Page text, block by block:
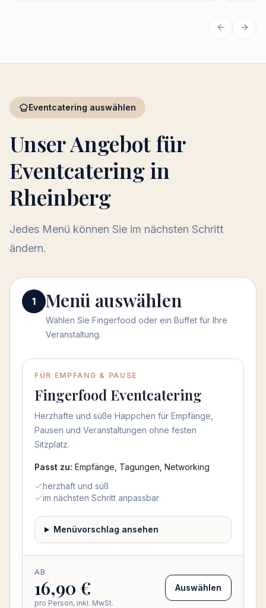
Vorherige
Eventcatering auswählen
Unser Angebot für
Eventcatering in
Rheinberg
Jedes Menü können Sie im nächsten Schritt
ändern.
1 Menü auswählen
Wählen Sie Fingerfood oder ein Buffet für Ihre
Veranstaltung.
Menü auswählen
FÜR EMPFANG & PAUSE
Fingerfood Eventcatering
Herzhafte und süße Häppchen für Empfänge,
Pausen und Veranstaltungen ohne festen
Sitzplatz.
Passt zu: Empfänge, Tagungen, Networking
herzhaft und süß
im nächsten Schritt anpassbar
Menüvorschlag ansehen
AB
16,90 €
pro Person, inkl. MwSt.
Auswählen